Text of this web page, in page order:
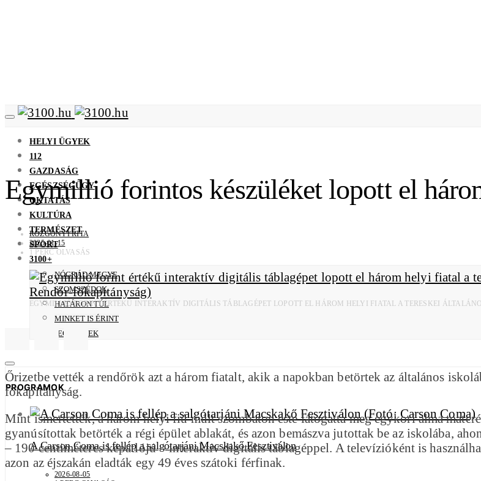
HELYI ÜGYEK
112
GAZDASÁG
EGÉSZSÉGÜGY
OKTATÁS
KULTÚRA
TERMÉSZET
SPORT
3100+
NÓGRÁD MEGYE
SZOMSZÉDOK
HATÁRON TÚL
MINKET IS ÉRINT
JEGYZETEK
PROGRAMOK
A Carson Coma is fellép a salgótarjáni Macskakő Fesztiválon
2026-08-05
Egymillió forintos készüléket lopott el
ROZGONYI RITA
2025-01-15
1 PERC OLVASÁS
EGYMILLIÓ FORINT ÉRTÉKŰ INTERAKTÍV DIGITÁLIS TÁBLAGÉPET LOPOTT EL HÁROM HELYI FIATAL A TERESKEI
Őrizetbe vették a rendőrök azt a három fiatalt, akik a napokban betörtek az általános
főkapitányság.
Mint ismertették, a három helyi fiú múlt szombaton este látogatta meg egykori alma
gyanúsítottak betörték a régi épület ablakát, és azon bemászva jutottak be az iskolába,
– 190 centiméteres képátlójú – interaktív digitális táblagéppel. A televízióként is
azon az éjszakán eladták egy 49 éves szátoki férfinak.